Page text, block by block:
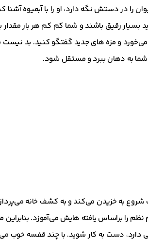
را در دستش نگه دارد، او را با آبمیوه آشنا
بسیار رقیق باشند و شما کم کم هر بار
که می‌خورد و مزه های جدید گفتگو کنید. بد
شما به دهان ببرد و مستقل شود.
به خزیدن می‌کند و به کشف خانه
را براساس یافته هایش می‌آموزد. بنابراین
دارد، دست به کار شوید. با چند قفسه خوب